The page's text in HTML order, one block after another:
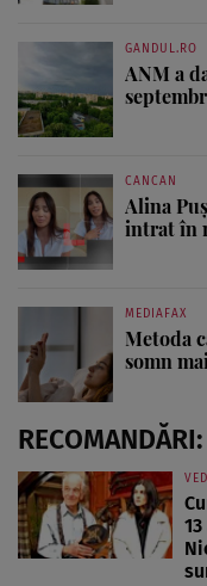
GANDUL.RO
ANM a
CANCAN
Alina
intrat în
MEDIAFAX
Metoda
somn
RECOMANDĂRI: